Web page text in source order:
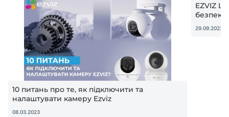
10 питань про те, як підключити та
налаштувати камеру Ezviz
08.03.2023
EZVIZ
безпеки
29.09.2023